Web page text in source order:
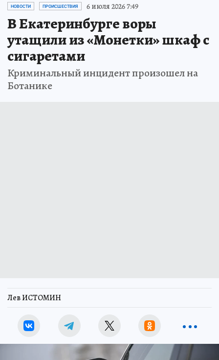
НОВОСТИ ПРОИСШЕСТВИЯ 6 июля 2026 7:49
В Екатеринбурге воры
утащили из «Монетки» шкаф с
сигаретами
Криминальный инцидент произошел на
Ботанике
Лев ИСТОМИН